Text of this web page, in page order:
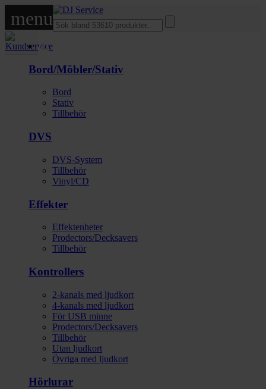
menu
DJ
Bord/Möbler/Stativ
Bord
Stativ
Tillbehör
DVS
DVS-System
Tillbehör
Vinyl/CD
Effekter
Effektenheter
Prodectors/Decksavers
Tillbehör
Kontrollers
2-kanals med ljudkort
4-kanals med ljudkort
För USB minne
Prodectors/Decksavers
Tillbehör
Utan ljudkort
Övriga med ljudkort
Hörlurar